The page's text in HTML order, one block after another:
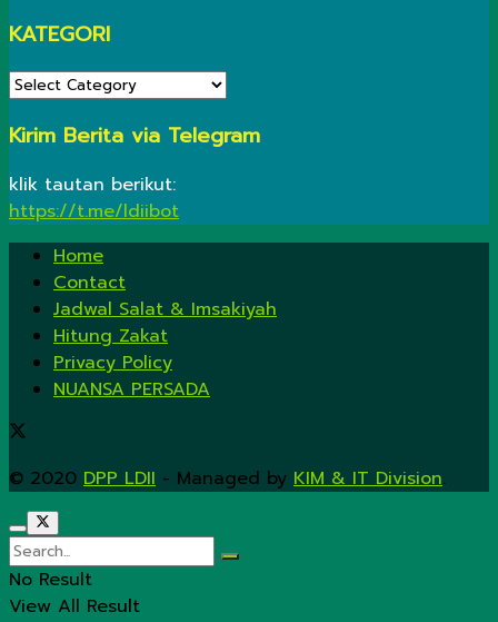
KATEGORI
KATEGORI
Kirim Berita via Telegram
klik tautan berikut:
https://t.me/ldiibot
Home
Contact
Jadwal Salat & Imsakiyah
Hitung Zakat
Privacy Policy
NUANSA PERSADA
© 2020 DPP LDII - Managed by KIM & IT Division.
No Result
View All Result